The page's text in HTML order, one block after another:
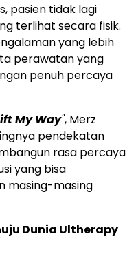
pasien tidak lagi
terlihat secara fisik.
yang lebih
perawatan yang
penuh percaya
My Way", Merz
pendekatan
rasa percaya
yang bisa
masing-masing
Dunia Ultherapy